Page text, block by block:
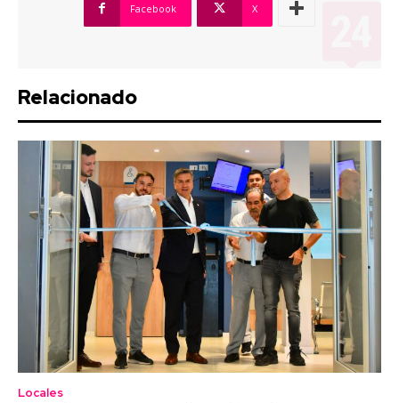
Facebook X
Relacionado
Locales